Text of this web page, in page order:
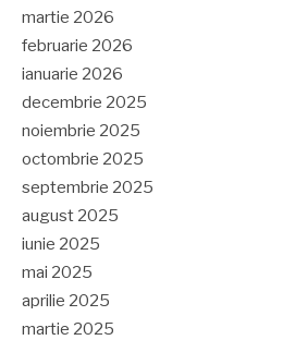
martie 2026
februarie 2026
ianuarie 2026
decembrie 2025
noiembrie 2025
octombrie 2025
septembrie 2025
august 2025
iunie 2025
mai 2025
aprilie 2025
martie 2025